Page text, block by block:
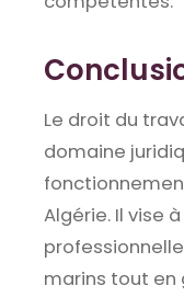
Le droit du
domaine
Algérie. Il vise
marins tout en